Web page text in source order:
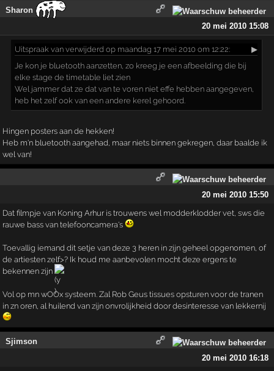
Sharon
20 mei 2010 15:08
Uitspraak van verwijderd op maandag 17 mei 2010 om 12:22:
▶
Je kon je bluetooth aanzetten, zo kreeg je een afbeelding die bij
elke stage de timetable liet zien
Wel jammer dat ze dat van te voren niet effe hebben aangegeven,
heb het zelf ook van een andere kerel gehoord.
Hingen posters aan de hekken!
Heb m'n bluetooth aangehad, maar niets binnen gekregen, daar baalde ik
wel van!
20 mei 2010 15:50
Dat filmpje van Koning Arhur is trouwens wel modderklodder vet, sws die
rauwe bass van telefooncamera's
Toevallig iemand dit setje van deze 3 heren in zijn geheel opgenomen, of
de artiesten zelf>? Ik houd me aanbevolen mocht deze ergens te
bekennen zijn
Vol op mn wOOx systeem. Zal Rob Geus tissues opsturen voor de tranen
in zn oren, al huilend van zijn onvrolijkheid door desinteresse van lekkernij
Sjimson
20 mei 2010 16:18